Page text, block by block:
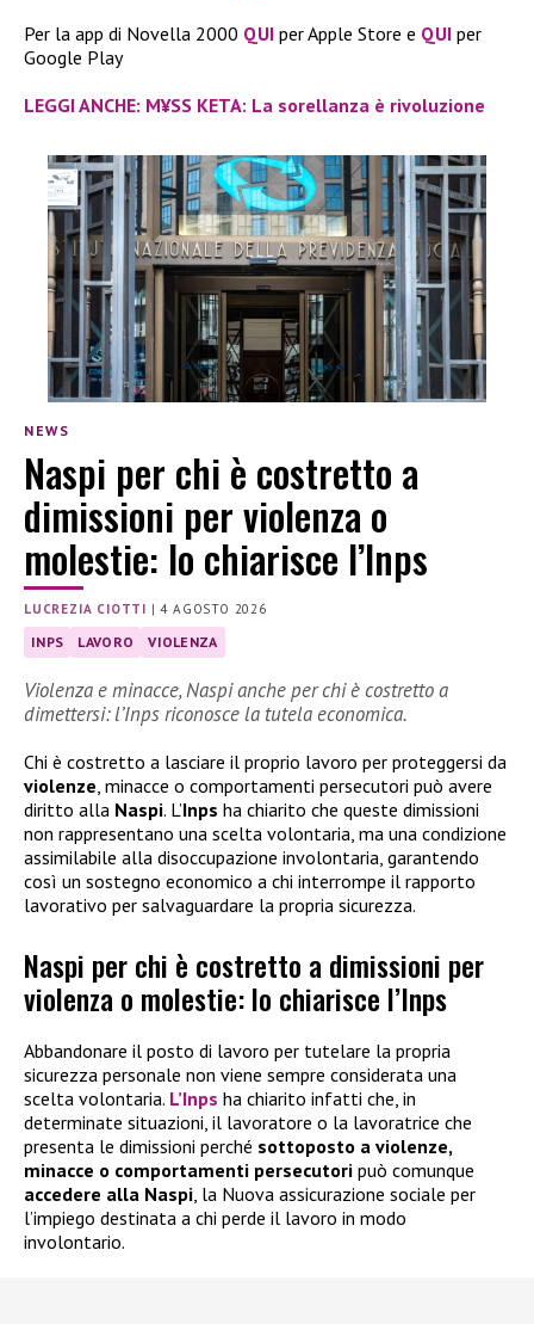
Per la app di Novella 2000 QUI per Apple Store e QUI per
Google Play
LEGGI ANCHE: M¥SS KETA: La sorellanza è rivoluzione
NEWS
Naspi per chi è costretto a
dimissioni per violenza o
molestie: lo chiarisce l’Inps
LUCREZIA CIOTTI |4 AGOSTO 2026
INPS LAVORO VIOLENZA
Violenza e minacce, Naspi anche per chi è costretto a
dimettersi: l’Inps riconosce la tutela economica.
Chi è costretto a lasciare il proprio lavoro per proteggersi da
violenze , minacce o comportamenti persecutori può avere
diritto alla Naspi. L’Inps ha chiarito che queste dimissioni
non rappresentano una scelta volontaria, ma una condizione
assimilabile alla disoccupazione involontaria, garantendo
così un sostegno economico a chi interrompe il rapporto
lavorativo per salvaguardare la propria sicurezza.
Naspi per chi è costretto a dimissioni per
violenza o molestie: lo chiarisce l’Inps
Abbandonare il posto di lavoro per tutelare la propria
sicurezza personale non viene sempre considerata una
scelta volontaria. L’Inps ha chiarito infatti che, in
determinate situazioni, il lavoratore o la lavoratrice che
presenta le dimissioni perché sottoposto a violenze,
minacce o comportamenti persecutori può comunque
accedere alla Naspi , la Nuova assicurazione sociale per
l’impiego destinata a chi perde il lavoro in modo
involontario.